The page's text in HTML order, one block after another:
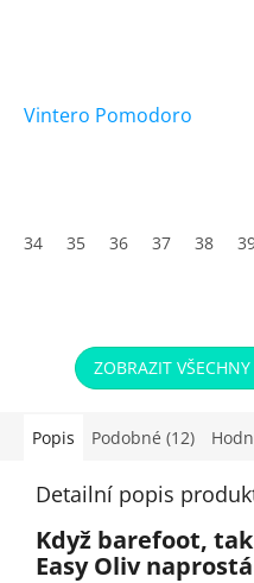
Vintero Pomodoro
34 35 36 37 38 39
ZOBRAZIT
Popis Podobné (12)
Detailní popis
Když barefoot,
Easy Oliv